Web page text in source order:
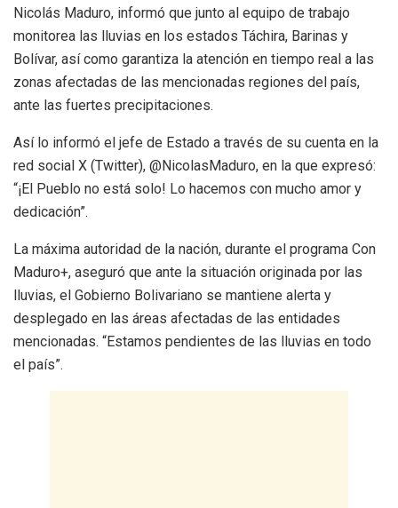
Nicolás Maduro, informó que junto al equipo de trabajo
monitorea las lluvias en los estados Táchira, Barinas y
Bolívar, así como garantiza la atención en tiempo real a las
zonas afectadas de las mencionadas regiones del país,
ante las fuertes precipitaciones.
Así lo informó el jefe de Estado a través de su cuenta en la
red social X (Twitter), @NicolasMaduro, en la que expresó:
“¡El Pueblo no está solo! Lo hacemos con mucho amor y
dedicación”.
La máxima autoridad de la nación, durante el programa Con
Maduro+, aseguró que ante la situación originada por las
lluvias, el Gobierno Bolivariano se mantiene alerta y
desplegado en las áreas afectadas de las entidades
mencionadas. “Estamos pendientes de las lluvias en todo
el país”.